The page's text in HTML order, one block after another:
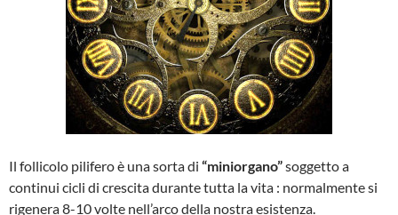
Il follicolo pilifero è una sorta di “miniorgano”soggetto a
continui cicli di crescita durante tutta la vita : normalmente si
rigenera 8-10 volte nell’arco della nostra esistenza.